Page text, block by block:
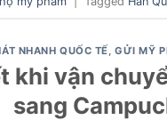
NHANH QUỐC TẾ,GỬI MỸ
khi vận
sang